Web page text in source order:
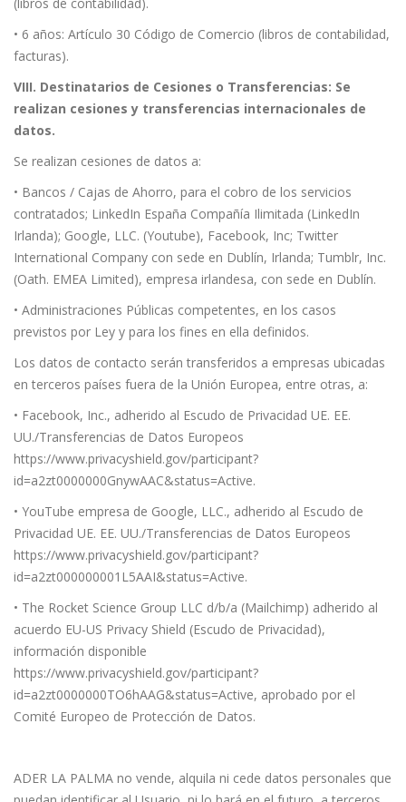
• 6 años: Artículo 30 Código de Comercio (libros de contabilidad,
facturas).
VIII. Destinatarios de Cesiones o Transferencias: Se
realizan cesiones y transferencias internacionales de
datos.
Se realizan cesiones de datos a:
• Bancos / Cajas de Ahorro, para el cobro de los servicios
contratados; LinkedIn España Compañía Ilimitada (LinkedIn
Irlanda); Google, LLC. (Youtube), Facebook, Inc; Twitter
International Company con sede en Dublín, Irlanda; Tumblr, Inc.
(Oath. EMEA Limited), empresa irlandesa, con sede en Dublín.
• Administraciones Públicas competentes, en los casos
previstos por Ley y para los fines en ella definidos.
Los datos de contacto serán transferidos a empresas ubicadas
en terceros países fuera de la Unión Europea, entre otras, a:
• Facebook, Inc., adherido al Escudo de Privacidad UE. EE.
UU./Transferencias de Datos Europeos
https://www.privacyshield.gov/participant?
id=a2zt0000000GnywAAC&status=Active.
• YouTube empresa de Google, LLC., adherido al Escudo de
Privacidad UE. EE. UU./Transferencias de Datos Europeos
https://www.privacyshield.gov/participant?
id=a2zt000000001L5AAI&status=Active.
• The Rocket Science Group LLC d/b/a (Mailchimp) adherido al
acuerdo EU-US Privacy Shield (Escudo de Privacidad),
información disponible
https://www.privacyshield.gov/participant?
id=a2zt0000000TO6hAAG&status=Active, aprobado por el
Comité Europeo de Protección de Datos.
ADER LA PALMA no vende, alquila ni cede datos personales que